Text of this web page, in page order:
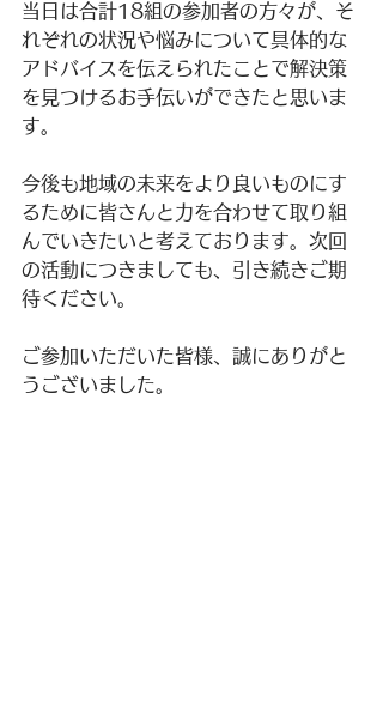
当日は合計18組の参加者の方々が、そ
れぞれの状況や悩みについて具体的な
アドバイスを伝えられたことで解決策
を見つけるお手伝いができたと思いま
す。
今後も地域の未来をより良いものにす
るために皆さんと力を合わせて取り組
んでいきたいと考えております。次回
の活動につきましても、引き続きご期
待ください。
ご参加いただいた皆様、誠にありがと
うございました。